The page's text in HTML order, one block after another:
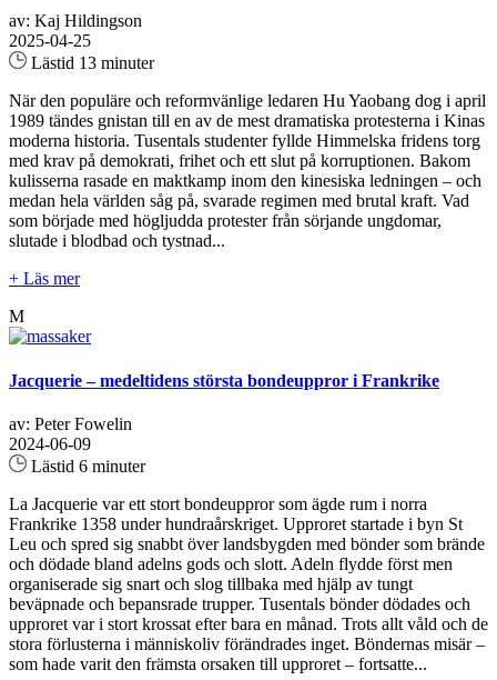
av: Kaj Hildingson
2025-04-25
Lästid 13 minuter
När den populäre och reformvänlige ledaren Hu Yaobang dog i april
1989 tändes gnistan till en av de mest dramatiska protesterna i Kinas
moderna historia. Tusentals studenter fyllde Himmelska fridens torg
med krav på demokrati, frihet och ett slut på korruptionen. Bakom
kulisserna rasade en maktkamp inom den kinesiska ledningen – och
medan hela världen såg på, svarade regimen med brutal kraft. Vad
som började med högljudda protester från sörjande ungdomar,
slutade i blodbad och tystnad...
+ Läs mer
M
Jacquerie – medeltidens största bondeuppror i Frankrike
av: Peter Fowelin
2024-06-09
Lästid 6 minuter
La Jacquerie var ett stort bondeuppror som ägde rum i norra
Frankrike 1358 under hundraårskriget. Upproret startade i byn St
Leu och spred sig snabbt över landsbygden med bönder som brände
och dödade bland adelns gods och slott. Adeln flydde först men
organiserade sig snart och slog tillbaka med hjälp av tungt
beväpnade och bepansrade trupper. Tusentals bönder dödades och
upproret var i stort krossat efter bara en månad. Trots allt våld och de
stora förlusterna i människoliv förändrades inget. Böndernas misär –
som hade varit den främsta orsaken till upproret – fortsatte...